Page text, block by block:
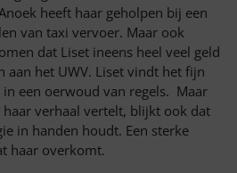
heeft haar geholpen bij een
van taxi vervoer. Maar ook
dat Liset ineens heel veel geld
aan het UWV. Liset vindt het fijn
een oerwoud van regels. Maar
verhaal vertelt, blijkt ook dat
in handen houdt. Een sterke
haar overkomt.